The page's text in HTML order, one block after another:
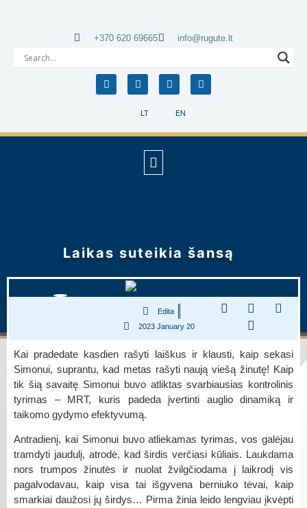
LT EN
+370 620 69665 info@rugute.lt
Laikas suteikia šansą
Edita
2023 January 20
Kai pradedate kasdien rašyti laiškus ir klausti, kaip sekasi
Simonui, suprantu, kad metas rašyti naują viešą žinutę! Kaip
tik šią savaitę Simonui buvo atliktas svarbiausias kontrolinis
tyrimas – MRT, kuris padeda įvertinti auglio dinamiką ir
taikomo gydymo efektyvumą.
Antradienį, kai Simonui buvo atliekamas tyrimas, vos galėjau
tramdyti jaudulį, atrodė, kad širdis verčiasi kūliais. Laukdama
nors trumpos žinutės ir nuolat žvilgčiodama į laikrodį vis
pagalvodavau, kaip visa tai išgyvena berniuko tėvai, kaip
smarkiai daužosi jų širdys… Pirma žinia leido lengviau įkvėpti